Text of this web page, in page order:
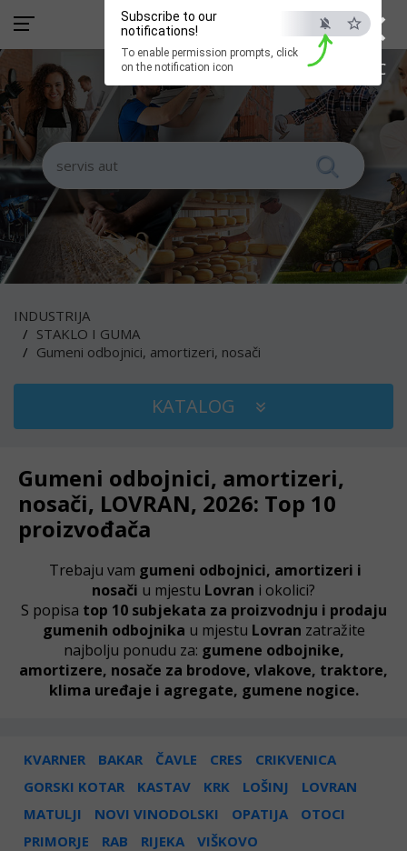
×
ESC
Subscribe to our
notifications!
To enable permission prompts, click
on the notification icon
INDUSTRIJA
STAKLO I GUMA
Gumeni odbojnici, amortizeri, nosači
KATALOG
Gumeni odbojnici, amortizeri,
nosači, LOVRAN, 2026: Top 10
proizvođača
Trebaju vam gumeni odbojnici, amortizeri i
nosači u mjestu Lovran i okolici?
S popisa top 10 subjekata za proizvodnju i prodaju
gumenih odbojnika u mjestu Lovran zatražite
najbolju ponudu za: gumene odbojnike,
amortizere, nosače za brodove, vlakove, traktore,
klima uređaje i agregate, gumene nogice.
KVARNER BAKAR ČAVLE CRES
CRIKVENICA
GORSKI KOTAR
KASTAV KRK LOŠINJ
LOVRAN
MATULJI
NOVI VINODOLSKI OPATIJA
OTOCI
PRIMORJE
RAB RIJEKA VIŠKOVO